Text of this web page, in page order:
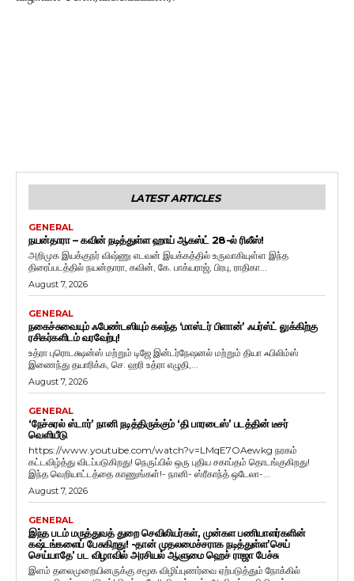
LATEST ARTICLES
GENERAL
நயன்தாரா – கவின் நடித்துள்ள ஹாய் ஆகஸ்ட் 28-ல் ரிலீஸ்!
அறிமுக இயக்குநர் விஷ்ணு எடவன் இயக்கத்தில் உருவாகியுள்ள இந்த
திரைப்படத்தில் நயன்தாரா, கவின், கே. பாக்யராஜ், பிரபு, ராதிகா...
August 7, 2026
GENERAL
நகைச்சுவையும் ஃபேண்டஸியும் கலந்த ‘மாஸ்டர் பிளான்’ ஃபர்ஸ்ட் லுக்கிற்கு
ரசிகர்களிடம் வரவேற்பு!
உத்ரா புரொடக்ஷன்ஸ் மற்றும் டிஜே இன்டர்நேஷனல் மற்றும் தியா ஃபிலிம்ஸ்
இணைந்து தயாரிக்க, செ. ஹரி உத்ரா எழுதி,...
August 7, 2026
GENERAL
‘நேச்சுரல் ஸ்டார்’ நானி நடித்திருக்கும் ‘தி பாரடைஸ்’ படத்தின் டீசர்
வெளியீடு
https://www.youtube.com/watch?v=LMqE7OAewkg நரகம்
கட்டவிழ்த்து விடப்படுகிறது! நெருப்பில் ஒரு புதிய சகாப்தம் தொடங்குகிறது!
இந்த வெறியாட்டத்தை காணுங்கள்!- நானி- ஸ்ரீகாந்த் ஒடேலா-...
August 7, 2026
GENERAL
இந்த படம் மருத்துவத் துறை செவிலியர்கள், முன்கள பணியாளர்களின்
கஷ்டங்களைப் பேசுகிறது! -தான் முதலமைச்சராக நடித்துள்ள’செய்
செய்யாதே’ பட விழாவில் அரசியல் ஆளுமை ஹெச் ராஜா பேச்சு
இளம் தலைமுறையினருக்கு சமூக விழிப்புணர்வை ஏற்படுத்தும் நோக்கில்